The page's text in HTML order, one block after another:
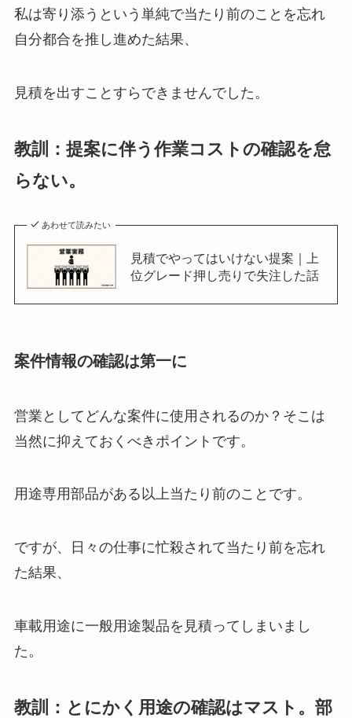
私は寄り添うという単純で当たり前のことを忘れ
自分都合を推し進めた結果、
見積を出すことすらできませんでした。
教訓：提案に伴う作業コストの確認を怠
らない。
あわせて読みたい
見積でやってはいけない提案｜上
位グレード押し売りで失注した話
案件情報の確認は第一に
営業としてどんな案件に使用されるのか？そこは
当然に抑えておくべきポイントです。
用途専用部品がある以上当たり前のことです。
ですが、日々の仕事に忙殺されて当たり前を忘れ
た結果、
車載用途に一般用途製品を見積ってしまいまし
た。
教訓：とにかく用途の確認はマスト。部